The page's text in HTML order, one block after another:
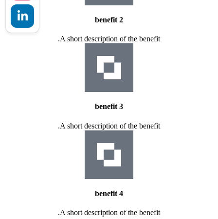
benefit 2
A short description of the benefit.
benefit 3
A short description of the benefit.
benefit 4
A short description of the benefit.